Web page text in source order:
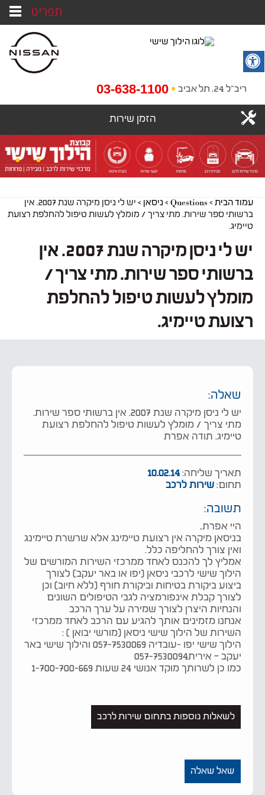
03-638-1100 ריב"ל 24, תל אביב
הזמן שירות
עמוד הבית>
Questions
> ניסאן >
יש לי ניסן מיקרה שנת 2007. אין
ברשותי ספר שירות. מתי צריך / מומלץ לעשות טיפול להחלפת רצועת
טיימיג.
יש לי ניסן מיקרה שנת 2007. אין
ברשותי ספר שירות. מתי צריך /
מומלץ לעשות טיפול להחלפת
רצועת טיימיג.
שאלה:
יש לי ניסן מיקרה שנת 2007. אין ברשותי ספר שירות.
מתי צריך / מומלץ לעשות טיפול להחלפת רצועת
טיימיג. תודה אפרת
תאריך שליחה:10.02.14
תחום:שירות לרכב
תשובה:
היי אפרת,
בניסאן מיקרה אין רצועת טיימינג אלא שרשרת טיימינג
ואין צורך להחליפה כלל.
אמליץ לך להכנס לאחד ממרכזי השירות המורשים של
הילוך שישי לרכבי ניסאן (יפו או באר יעקב) לצורך
ביצוע ביקורת בטיחות וביקורת חורף (ללא חיוב) וכן
לצורך קבלת אינפורמציה לגבי הטיפולים השונים
והנחיות היצרן לצורך שמירה על ערך הרכב
אנחנו מזמינים אותך להגיע עם הרכב לאחד ממרכזי
השירות של הילוך שישי ניסאן (מורשי יבואן ) :
הילוך שישי יפו -עובדיה 057-7530069 והילוך שישי באר
יעקב – אירית057-7530094
כמו כן לשרותך מוקד אנושי 24 שעות 1-700-700-669
לשאלות נוספות בתחום שירות לרכב
שאל שאלה
תפריט